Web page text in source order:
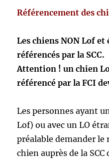
Référencement des
Les chiens NON Lof
référencés par la SCC.
Attention ! un chien
référencé par la FCI
Les personnes ayant
Lof) ou avec un LO
préalable demander le
chien auprès de la